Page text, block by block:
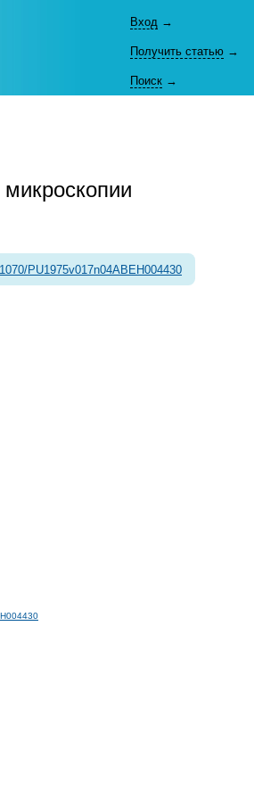
Вход →
Получить статью →
Поиск →
PU1975v017n04ABEH004430